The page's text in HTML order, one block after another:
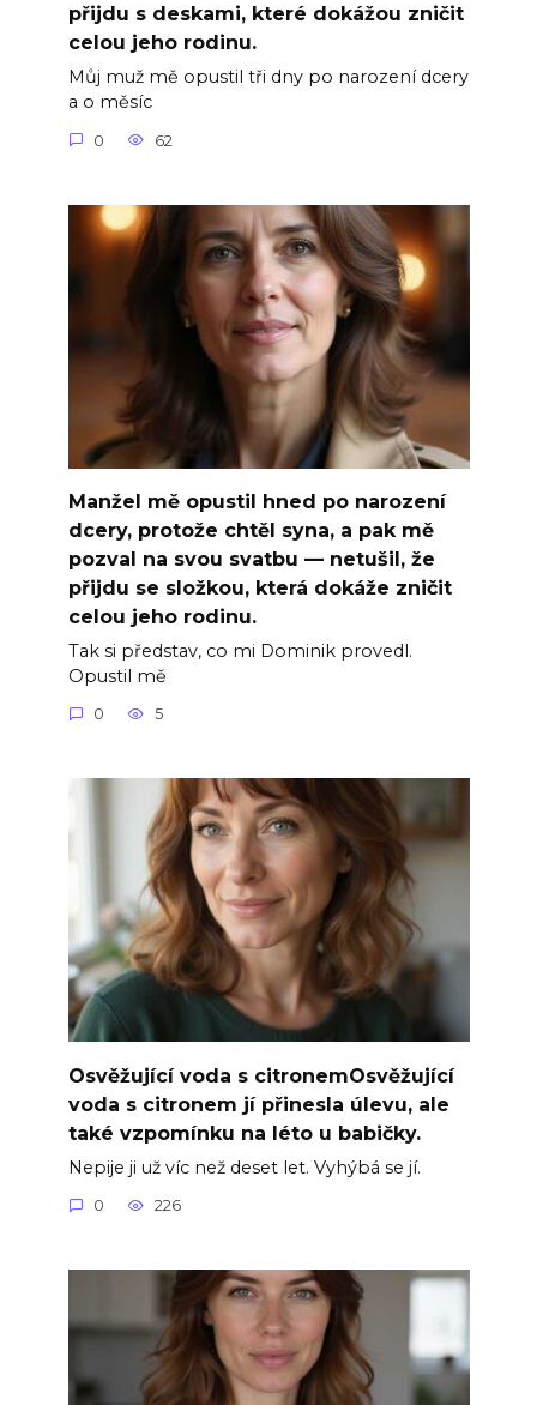
přijdu s deskami, které dokážou zničit
celou jeho rodinu.
Můj muž mě opustil tři dny po narození dcery
a o měsíc
0 62
Manžel mě opustil hned po narození
dcery, protože chtěl syna, a pak mě
pozval na svou svatbu — netušil, že
přijdu se složkou, která dokáže zničit
celou jeho rodinu.
Tak si představ, co mi Dominik provedl.
Opustil mě
0 5
Osvěžující voda s citronemOsvěžující
voda s citronem jí přinesla úlevu, ale
také vzpomínku na léto u babičky.
Nepije ji už víc než deset let. Vyhýbá se jí.
0 226